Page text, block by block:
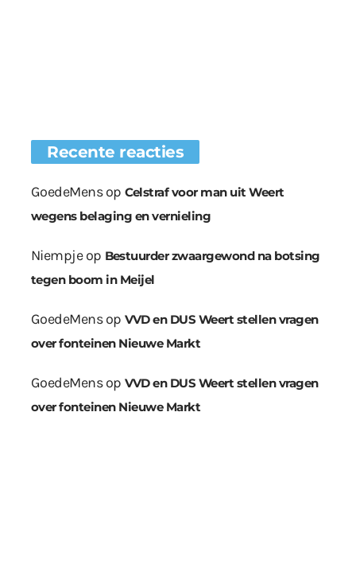
Recente reacties
GoedeMensop Celstraf voor man uit Weert
wegens belaging en vernieling
Niempjeop Bestuurder zwaargewond na botsing
tegen boom in Meijel
GoedeMensop VVD en DUS Weert stellen vragen
over fonteinen Nieuwe Markt
GoedeMensop VVD en DUS Weert stellen vragen
over fonteinen Nieuwe Markt